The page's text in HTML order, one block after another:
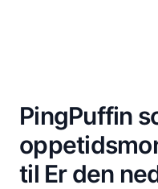
PingPuffin
til Er den